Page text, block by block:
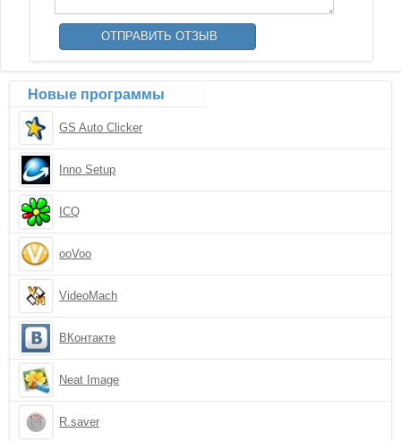
Новые программы
GS Auto Clicker
Inno Setup
ICQ
ooVoo
VideoMach
ВКонтакте
Neat Image
R.saver